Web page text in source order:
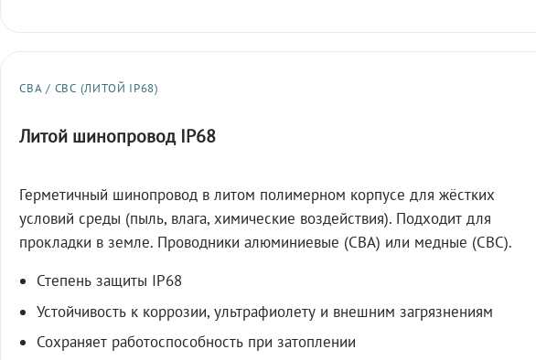
СВА / СВС (ЛИТОЙ IP68)
Литой шинопровод IP68
Герметичный шинопровод в литом полимерном корпусе для жёстких
условий среды (пыль, влага, химические воздействия). Подходит для
прокладки в земле. Проводники алюминиевые (СВА) или медные (СВС).
Степень защиты IP68
Устойчивость к коррозии, ультрафиолету и внешним загрязнениям
Сохраняет работоспособность при затоплении